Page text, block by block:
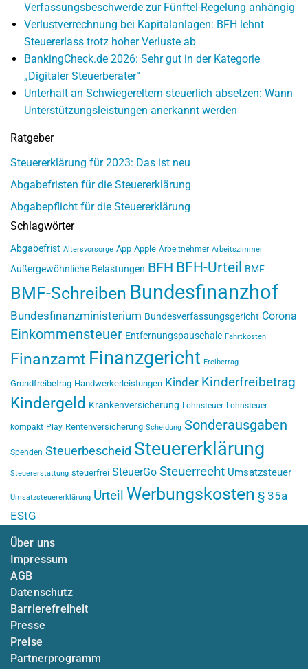
Verfassungsbeschwerde zur Fünftel-Regelung anhängig
Verlustverrechnung bei Kapitalanlagen: BFH lehnt
Steuererlass trotz hoher Verluste ab
BankingCheck.de 2026: Sehr gut in der Kategorie
„Digitaler Steuerberater“
Unterhalt an Schwiegereltern steuerlich absetzen: Wann
Unterstützungsleistungen anerkannt werden
Ratgeber
Steuererklärung für 2023: Das ist neu
Abgabefristen für die Steuererklärung
Abgabepflicht für die Steuererklärung
Schlagwörter
Abgabefrist Altersvorsorge App Apple Arbeitnehmer Arbeitszimmer
Außergewöhnliche Belastungen BFH BFH-Urteil BMF
BMF-Schreiben Bundesfinanzhof
Bundesfinanzministerium Bundesverfassungsgericht Corona
Einkommensteuer Entfernungspauschale Fahrtkosten
Finanzamt Finanzgericht Freibetrag
Grundfreibetrag Handwerkerleistungen Kinder Kinderfreibetrag
Kindergeld Krankenversicherung Lohnsteuer Lohnsteuer
kompakt Play Rentenversicherung Scheidung Sonderausgaben
Spenden Steuerbescheid Steuererklärung
Steuererstattung steuerfrei SteuerGo Steuerrecht Umsatzsteuer
Umsatzsteuererklärung Urteil Werbungskosten § 35a
EStG
Über uns
Impressum
AGB
Datenschutz
Barrierefreiheit
Presse
Preise
Partnerprogramm